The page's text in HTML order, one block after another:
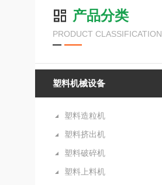
产品分类
PRODUCT CLASSIFICATION
塑料机械设备
塑料造粒机
塑料挤出机
塑料破碎机
塑料上料机